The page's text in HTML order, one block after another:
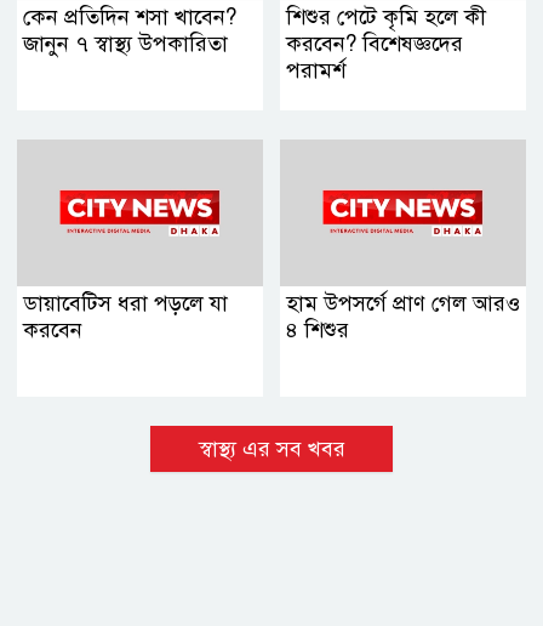
কেন প্রতিদিন শসা খাবেন?
জানুন ৭ স্বাস্থ্য উপকারিতা
শিশুর পেটে কৃমি হলে কী
করবেন? বিশেষজ্ঞদের
পরামর্শ
ডায়াবেটিস ধরা পড়লে যা
করবেন
হাম উপসর্গে প্রাণ গেল আরও
৪ শিশুর
স্বাস্থ্য এর সব খবর